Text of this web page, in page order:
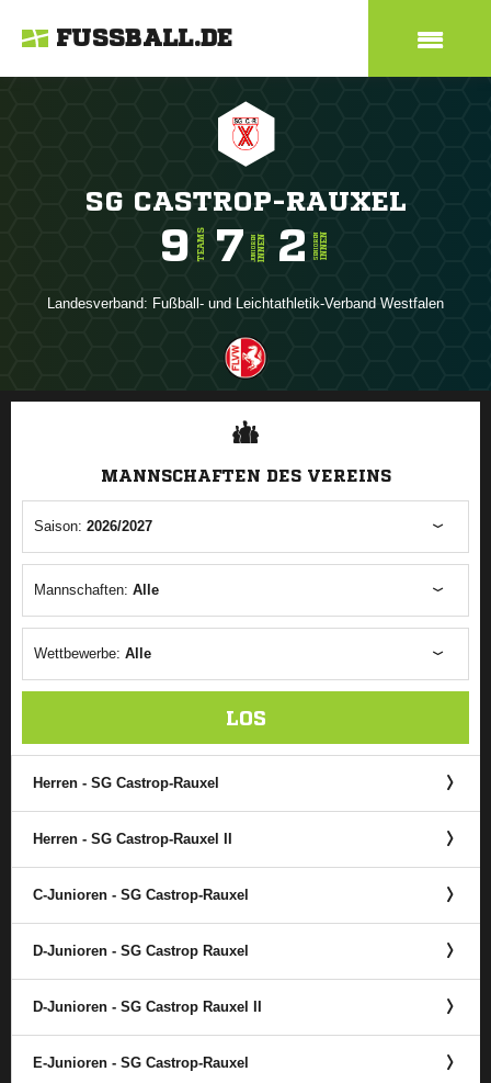
FUSSBALL.DE
SG CASTROP-RAUXEL
9 TEAMS 7 JUNIORENINNEN 2 SENIORENINNEN
Landesverband: Fußball- und Leichtathletik-Verband Westfalen
ANZEIGE
MANNSCHAFTEN DES VEREINS
Saison: 2026/2027
Mannschaften: Alle
Wettbewerbe: Alle
LOS
Herren - SG Castrop-Rauxel
Herren - SG Castrop-Rauxel II
C-Junioren - SG Castrop-Rauxel
D-Junioren - SG Castrop Rauxel
D-Junioren - SG Castrop Rauxel II
E-Junioren - SG Castrop-Rauxel